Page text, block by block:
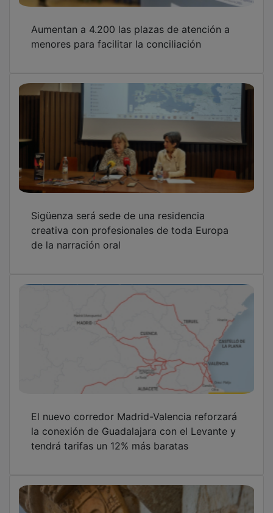
menores para facilitar la conciliación
creativa con profesionales de toda Europa
de la narración oral
la conexión de Guadalajara con el Levante y
tendrá tarifas un 12% más baratas